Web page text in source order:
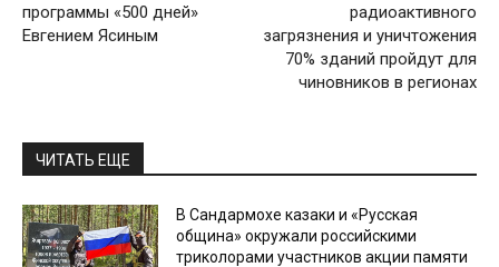
программы «500 дней»
Евгением Ясиным
радиоактивного
загрязнения и уничтожения
70% зданий пройдут для
чиновников в регионах
ЧИТАТЬ ЕЩЕ
В Сандармохе казаки и «Русская
община» окружали российскими
триколорами участников акции памяти